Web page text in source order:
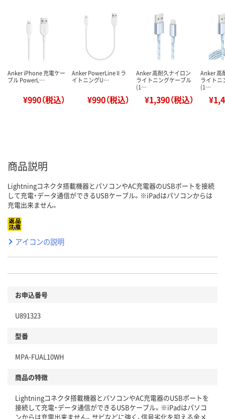
Anker iPhone 充電ケー
ブル PowerL…
¥990（税込）
Anker PowerLine II ラ
イトニングU…
¥990（税込）
Anker 高耐久ナイロン
ライトニングケーブル
(1…
¥1,390（税込）
Anker 高
ライトニ
(1…
商品説明
Lightningコネクタ搭載機器とパソコンやAC充電器のUSBポートを接続
して充電・データ通信ができるUSBケーブル。※iPadはパソコンからは
充電出来ません。
アイコンの説明
お申込番号
U891323
型番
MPA-FUAL10WH
商品の特徴
Lightningコネクタ搭載機器とパソコンやAC充電器のUSBポートを
接続して充電・データ通信ができるUSBケーブル。※iPadはパソコ
ンからは充電出来ません。サビなどに強く、信号劣化を抑える金メ